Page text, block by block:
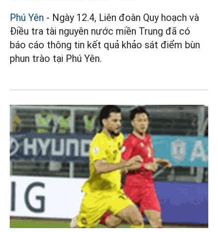
Phú Yên - Ngày 12.4, Liên đoàn Quy hoạch và
Điều tra tài nguyên nước miền Trung đã có
báo cáo thông tin kết quả khảo sát điểm bùn
phun trào tại Phú Yên.